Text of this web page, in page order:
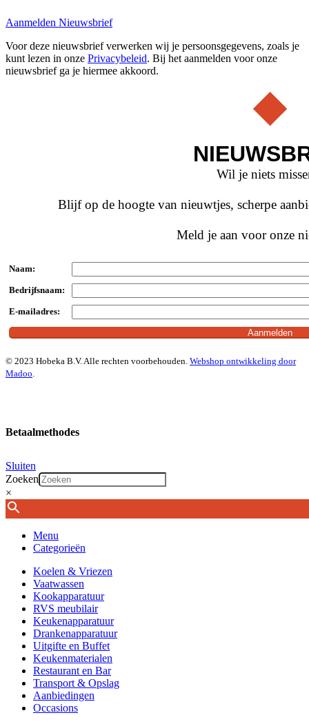
Aanmelden Nieuwsbrief
Voor deze nieuwsbrief verwerken wij je persoonsgegevens, zoals je
kunt lezen in onze Privacybeleid. Bij het aanmelden voor onze
nieuwsbrief ga je hiermee akkoord.
Wil je niets
Blijf op de hoogte van nieuwtjes, scherpe
Meld je aan voor onze
Naam:
Bedrijfsnaam:
E-mailadres:
© 2023 Hobeka B.V. Alle rechten voorbehouden. Webshop ontwikkeling door
Madoo.
Betaalmethodes
Sluiten
Zoeken
×
Menu
Categorieën
Koelen & Vriezen
Vaatwassen
Kookapparatuur
RVS meubilair
Keukenapparatuur
Drankenapparatuur
Uitgifte en Buffet
Keukenmaterialen
Restaurant en Bar
Transport & Opslag
Aanbiedingen
Occasions